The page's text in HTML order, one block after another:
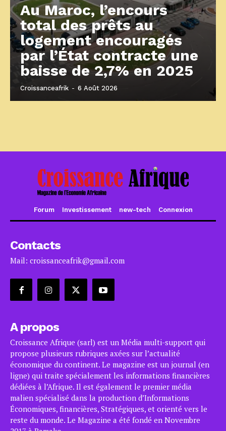
Au Maroc, l’encours
total des prêts au
logement encouragés
par l’État contracte une
baisse de 2,7% en 2025
Croissanceafrik - 6 Août 2026
Forum Investissement new-tech Connexion
Contacts
Mail: croissanceafrik@gmail.com
A propos
Croissance Afrique (sarl) est un Média multi-support qui
propose plusieurs rubriques axées sur l’actualité
économique du continent. Le magazine est un journal (en
ligne) qui traite spécialement les informations financières
dédiées à l’Afrique. Il est également le premier média
malien spécialisé dans la production d’Informations
Économiques, financières, Stratégiques, et orienté vers le
reste du monde. Le Magazine a été fondé en Novembre